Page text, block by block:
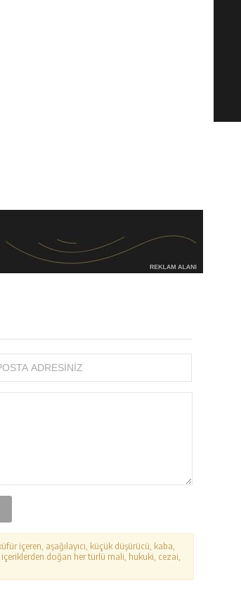
içeren, aşağılayıcı, küçük düşürücü, kaba,
doğan her türlü mali, hukuki, cezai,